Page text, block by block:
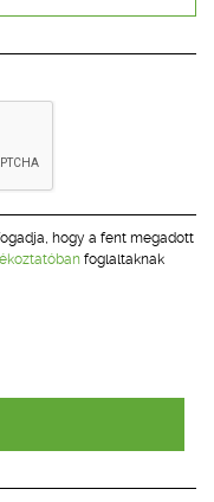
hogy a fent megadott
foglaltaknak